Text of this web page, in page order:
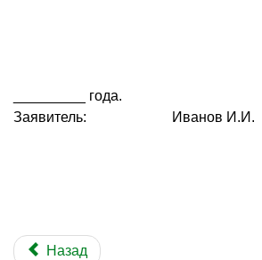
_________
Заявитель: Иванов И.И.
Назад